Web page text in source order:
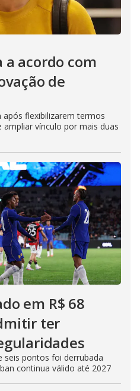
a acordo com
de
flexibilizarem termos
vínculo por mais duas
em R$ 68
ter
seis pontos foi derrubada
continua válido até 2027